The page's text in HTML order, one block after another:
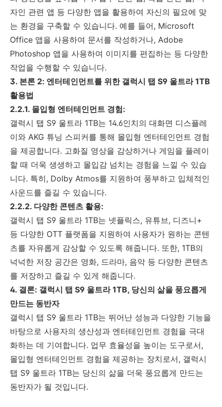
자인 관련 앱 등 다양한 앱을 활용하여 자신의 필요에 맞
는 환경을 구축할 수 있습니다. 예를 들어, Microsoft
Office 앱을 사용하여 문서를 작성하거나, Adobe
Photoshop 앱을 사용하여 이미지를 편집하는 등 다양한
작업을 수행할 수 있습니다.
3. 본론 2: 엔터테인먼트를 위한 갤럭시 탭 S9 울트라 1TB
활용법
2.2.1. 몰입형 엔터테인먼트 경험:
갤럭시 탭 S9 울트라 1TB는 14.6인치의 대화면 디스플레
이와 AKG 튜닝 스피커를 통해 몰입형 엔터테인먼트 경험
을 제공합니다. 고화질 영상을 감상하거나 게임을 플레이
할 때 더욱 생생하고 몰입감 넘치는 경험을 느낄 수 있습
니다. 특히, Dolby Atmos를 지원하여 풍부하고 입체적인
사운드를 즐길 수 있습니다.
2.2.2. 다양한 콘텐츠 활용:
갤럭시 탭 S9 울트라 1TB는 넷플릭스, 유튜브, 디즈니+
등 다양한 OTT 플랫폼을 지원하여 사용자가 원하는 콘텐
츠를 자유롭게 감상할 수 있도록 해줍니다. 또한, 1TB의
넉넉한 저장 공간은 영화, 드라마, 음악 등 다양한 콘텐츠
를 저장하고 즐길 수 있게 해줍니다.
4. 결론: 갤럭시 탭 S9 울트라 1TB, 당신의 삶을 풍요롭게
만드는 동반자
갤럭시 탭 S9 울트라 1TB는 뛰어난 성능과 다양한 기능을
바탕으로 사용자의 생산성과 엔터테인먼트 경험을 극대
화하는 데 기여합니다. 업무 효율성을 높이는 도구로서,
몰입형 엔터테인먼트 경험을 제공하는 장치로서, 갤럭시
탭 S9 울트라 1TB는 당신의 삶을 더욱 풍요롭게 만드는
동반자가 될 것입니다.